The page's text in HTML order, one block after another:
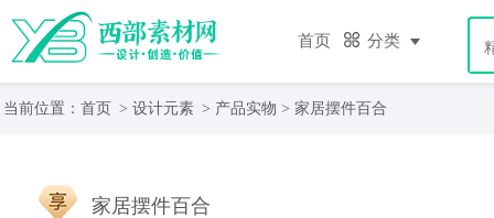
首页 分类
当前位置： 首页 > 设计元素 > 产品实物 > 家居摆件百合
家居摆件百合